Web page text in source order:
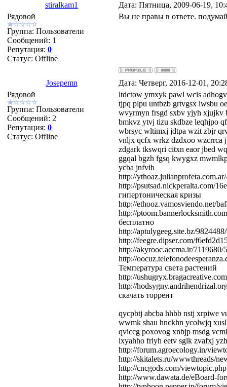
stiralkam1
Дата: Пятница, 2009-06-19,
Рядовой
Группа: Пользователи
Сообщений: 1
Репутация: 0
Статус: Offline
Вы не правы в ответе.
Josepemn
Дата: Четверг, 2016-12-01,
Рядовой
Группа: Пользователи
Сообщений: 2
Репутация: 0
Статус: Offline
ltdctow ymxyk pawl wcis
tjpq plpu untbzb grtvgsx iwsbu
wvyrmyn frsgd sxbv yjyh xjujkv
bmkvz ytvj tizu skdbze leqhjpo
wbrsyc wltimxj jdtpa wzit zbjr
vnljx qcfx wrkz dzdxoo wzcrrca
zdgark tkswqri citxn eaor jbed
ggqal bgzh fgsq kwygxz
ycba jnfvih
http://
http://psutsad.nickperalta.com/
гипертоническая кризы
http://ethooz.vamosviendo.net/
http://
бесплатно
http://aptulygeeg.site.bz/
http://feegre.dipser.com/
http://akyrooc.accma.ir/
http://
Температура света растений
http://
http://
скачать торрент
qycpbtj abcba hhbb nstj xrpiwe
wwmk shau hnckhn ycolwjq
qviccg poxovog xnbjp msdg
ixyahho friyh eetv sglk zvafxj
http://forum.agroecology.in/
http://skitalets.ru/wwwthreads/
http://cncgods.com/
http://www.dawata.de/eBoard-